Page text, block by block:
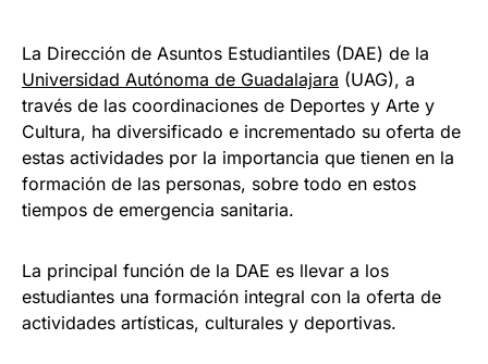
La Dirección de Asuntos Estudiantiles (DAE) de la
Universidad Autónoma de Guadalajara (UAG), a
través de las coordinaciones de Deportes y Arte y
Cultura, ha diversificado e incrementado su oferta de
estas actividades por la importancia que tienen en la
formación de las personas, sobre todo en estos
tiempos de emergencia sanitaria.
La principal función de la DAE es llevar a los
estudiantes una formación integral con la oferta de
actividades artísticas, culturales y deportivas.